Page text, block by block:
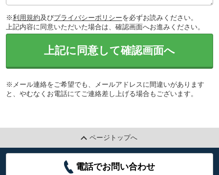
※利用規約及びプライバシーポリシーを必ずお読みください。
上記内容に同意いただいた場合は、確認画面へお進みください。
上記に同意して確認画面へ
※メール連絡をご希望でも、メールアドレスに間違いがあります
と、やむなくお電話にてご連絡差し上げる場合もございます。
ページトップへ
電話でお問い合わせ